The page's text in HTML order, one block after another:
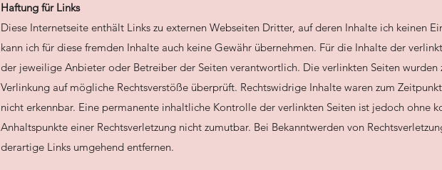
Haftung für Links
Diese Internetseite enthält Links zu externen Webseiten Dritter, auf deren Inhalte ich keinen
kann ich für diese fremden Inhalte auch keine Gewähr übernehmen. Für die Inhalte der
der jeweilige Anbieter oder Betreiber der Seiten verantwortlich. Die verlinkten Seiten wurden
Verlinkung auf mögliche Rechtsverstöße überprüft. Rechtswidrige Inhalte waren zum
nicht erkennbar. Eine permanente inhaltliche Kontrolle der verlinkten Seiten ist jedoch ohne
Anhaltspunkte einer Rechtsverletzung nicht zumutbar. Bei Bekanntwerden von
derartige Links umgehend entfernen.